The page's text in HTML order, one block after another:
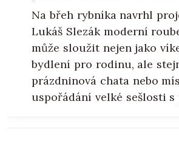
Na břeh rybníka navrhl
Lukáš Slezák moderní
může sloužit nejen jako
bydlení pro rodinu, ale
prázdninová chata nebo
uspořádání velké sešlosti s